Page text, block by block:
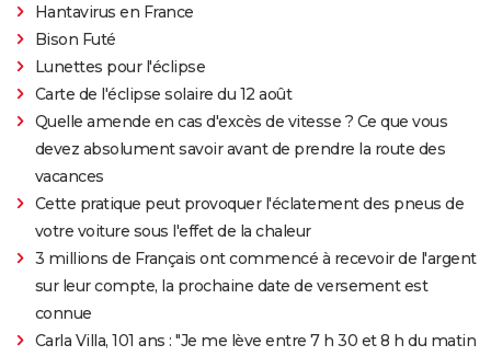
Hantavirus en France
Bison Futé
Lunettes pour l'éclipse
Carte de l'éclipse solaire du 12 août
Quelle amende en cas d'excès de vitesse ? Ce que vous
devez absolument savoir avant de prendre la route des
vacances
Cette pratique peut provoquer l'éclatement des pneus de
votre voiture sous l'effet de la chaleur
3 millions de Français ont commencé à recevoir de l'argent
sur leur compte, la prochaine date de versement est
connue
Carla Villa, 101 ans : "Je me lève entre 7 h 30 et 8 h du matin